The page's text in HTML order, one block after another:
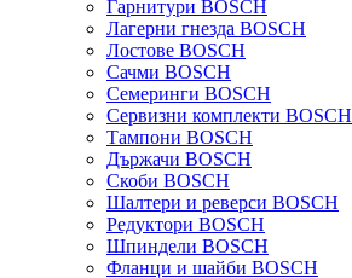
Гарнитури BOSCH
Лагерни гнезда BOSCH
Лостове BOSCH
Сачми BOSCH
Семеринги BOSCH
Сервизни комплекти BOSCH
Тампони BOSCH
Държачи BOSCH
Скоби BOSCH
Шалтери и реверси BOSCH
Редуктори BOSCH
Шпиндели BOSCH
Фланци и шайби BOSCH